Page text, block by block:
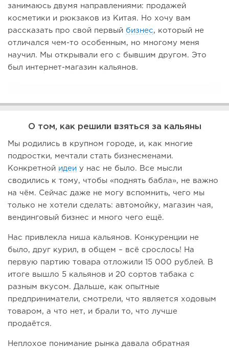
занимаюсь двумя направлениями: продажей
косметики и рюкзаков из Китая. Но хочу вам
рассказать про свой первый бизнес, который не
отличался чем-то особенным, но многому меня
научил. Мы открывали его с бывшим другом. Это
был интернет-магазин кальянов.
О том, как решили взяться за кальяны
Мы родились в крупном городе, и, как многие
подростки, мечтали стать бизнесменами.
Конкретной идеи у нас не было. Все мысли
сводились к тому, чтобы «поднять бабла», не важно
на чём. Сейчас даже не могу вспомнить, чего мы
только не хотели сделать: автомойку, магазин чая,
вендинговый бизнес и много чего ещё.
Нас привлекла ниша кальянов. Конкуренции не
было, друг курил, в общем – всё срослось! На
первую партию товара отложили 15 000 рублей. В
итоге вышло 5 кальянов и 20 сортов табака с
разным вкусом. Дальше, как опытные
предприниматели, смотрели, что является ходовым
товаром, а что нет, и брали то, что лучше
продаётся.
Неплохое понимание рынка давала обратная